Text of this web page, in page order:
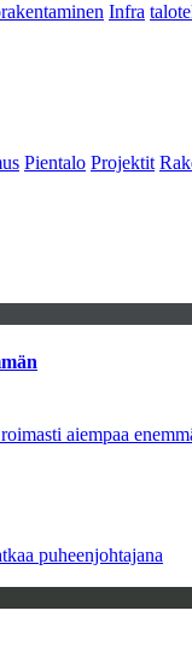
Infra
Pientalo Projektit
aiempaa
puheenjohtajana